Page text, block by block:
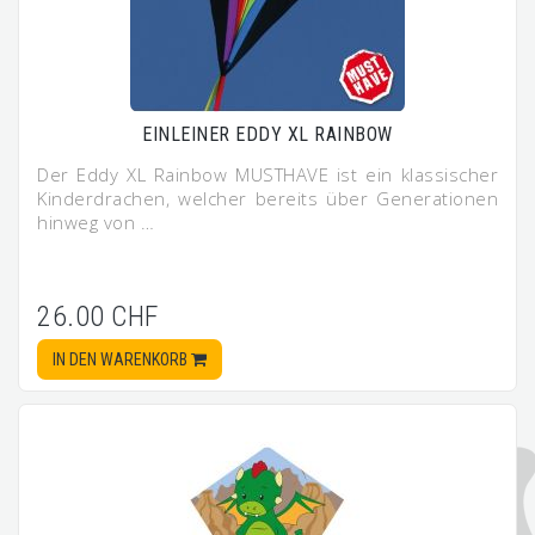
EINLEINER EDDY XL RAINBOW
Der Eddy XL Rainbow MUSTHAVE ist ein klassischer
Kinderdrachen, welcher bereits über Generationen
hinweg von …
26.00 CHF
IN DEN WARENKORB